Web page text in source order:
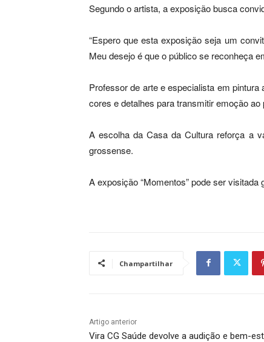
Segundo o artista, a exposição busca
“Espero que esta exposição seja um
Meu desejo é que o público se reconheça
Professor de arte e especialista em
cores e detalhes para transmitir emoção ao
A escolha da Casa da Cultura reforça a
grossense.
A exposição “Momentos” pode ser
Champartilhar
Artigo anterior
Vira CG Saúde devolve a audição e bem-